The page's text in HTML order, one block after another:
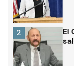
El
2